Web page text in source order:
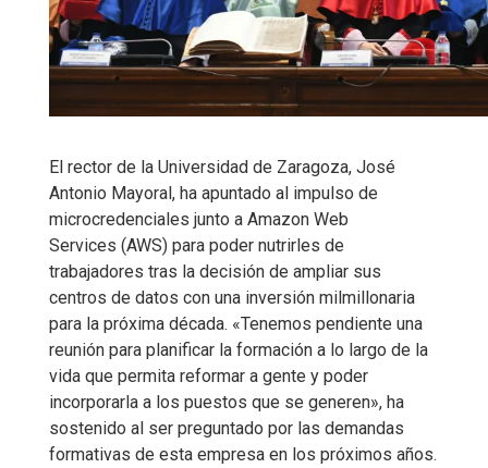
El rector de la Universidad de Zaragoza, José
Antonio Mayoral, ha apuntado al impulso de
microcredenciales junto a Amazon Web
Services (AWS) para poder nutrirles de
trabajadores tras la decisión de ampliar sus
centros de datos con una inversión milmillonaria
para la próxima década. «Tenemos pendiente una
reunión para planificar la formación a lo largo de la
vida que permita reformar a gente y poder
incorporarla a los puestos que se generen», ha
sostenido al ser preguntado por las demandas
formativas de esta empresa en los próximos años.